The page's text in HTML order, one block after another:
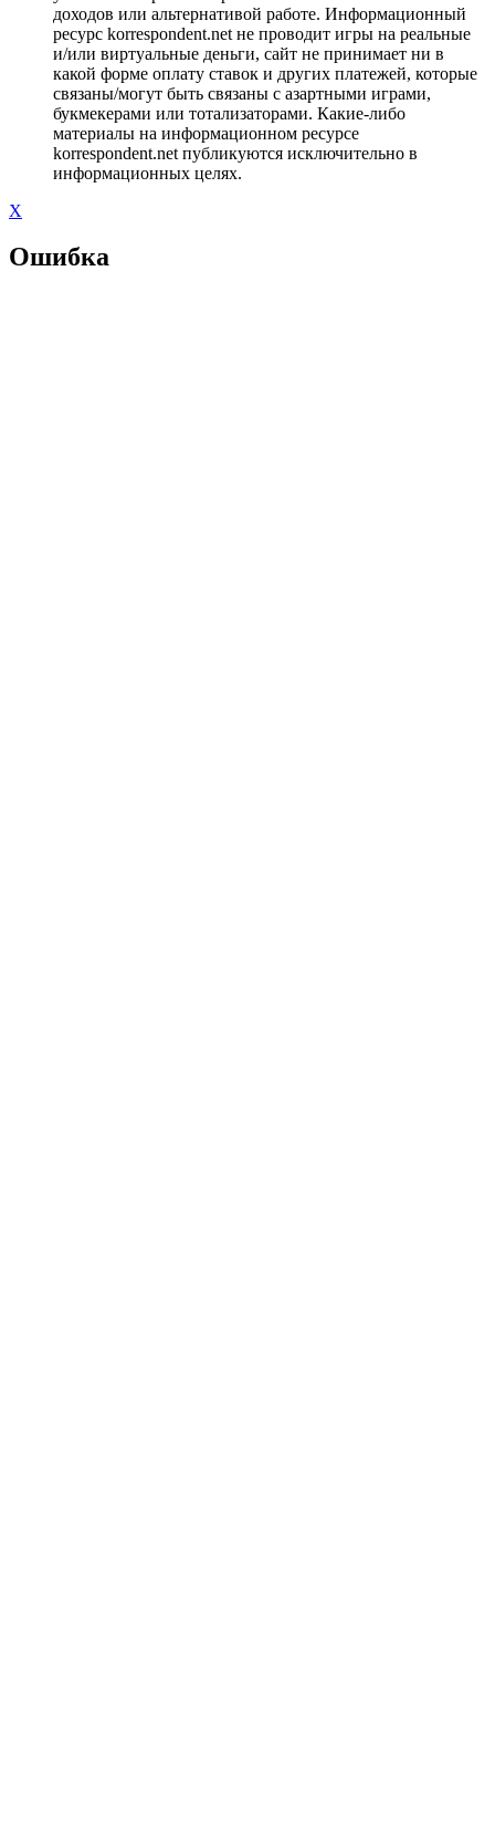
доходов или альтернативой работе. Информационный
ресурс korrespondent.net не проводит игры на реальные
и/или виртуальные деньги, сайт не принимает ни в
какой форме оплату ставок и других платежей, которые
связаны/могут быть связаны с азартными играми,
букмекерами или тотализаторами. Какие-либо
материалы на информационном ресурсе
korrespondent.net публикуются исключительно в
информационных целях.
X
Ошибка